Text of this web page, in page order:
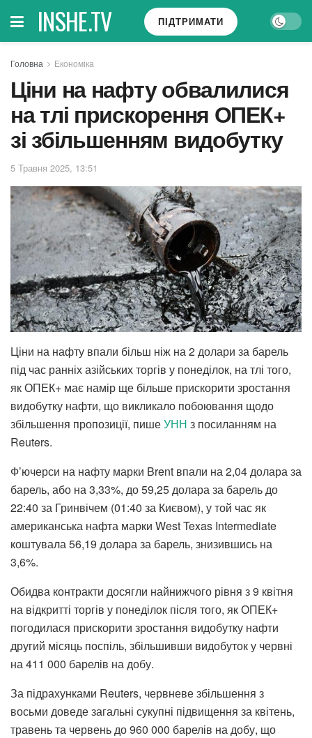
INSHE.TV ПІДТРИМАТИ
Головна Економіка
Ціни на нафту обвалилися
на тлі прискорення ОПЕК+
зі збільшенням видобутку
5 Травня 2025, 13:51
Ціни на нафту впали більш ніж на 2 долари за барель
під час ранніх азійських торгів у понеділок, на тлі того,
як ОПЕК+ має намір ще більше прискорити зростання
видобутку нафти, що викликало побоювання щодо
збільшення пропозиції, пишеУНН з посиланням на
Reuters.
Ф’ючерси на нафту марки Brent впали на 2,04 долара за
барель, або на 3,33%, до 59,25 долара за барель до
22:40 за Гринвічем (01:40 за Києвом), у той час як
американська нафта марки West Texas Intermediate
коштувала 56,19 долара за барель, знизившись на
3,6%.
Обидва контракти досягли найнижчого рівня з 9 квітня
на відкритті торгів у понеділок після того, як ОПЕК+
погодилася прискорити зростання видобутку нафти
другий місяць поспіль, збільшивши видобуток у червні
на 411 000 барелів на добу.
За підрахунками Reuters, червневе збільшення з
восьми доведе загальні сукупні підвищення за квітень,
травень та червень до 960 000 барелів на добу, що